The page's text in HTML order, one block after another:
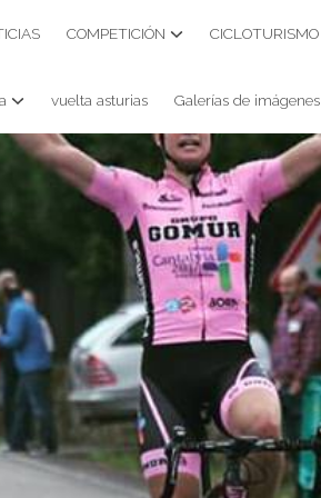
COMPETICIÓN CICLOTURISMO
vuelta asturias Galerías de imágenes